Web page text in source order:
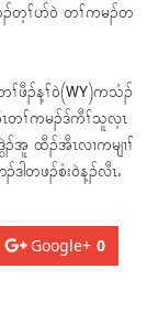
ၣ်တ့ၢ်ပာ်၀ဲ တၢ်ကမၣ်တ
ၢ်ဖီၣ်န့ၢ်၀ဲ(WY)ကသံၣ်
တၢ်ကမၣ်ဒ်ကီၢ်သူလ့ၤ
အူ ထီၣ်အီၤလၢကမျၢၢ်
ါတဖၣ်စံး၀ဲန့ၣ်လီၤႉ
Google+ 0